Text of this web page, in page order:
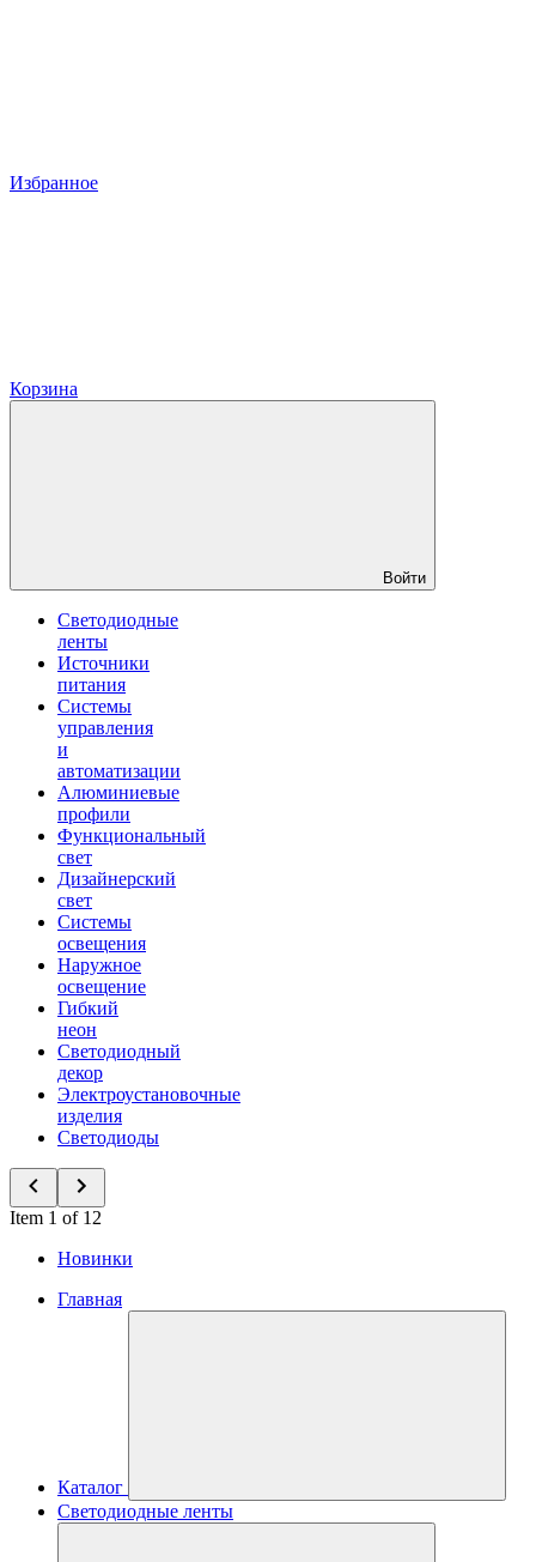
Избранное
Корзина
Войти
Светодиодные
ленты
Источники
питания
Системы
управления
и
автоматизации
Алюминиевые
профили
Функциональный
свет
Дизайнерский
свет
Системы
освещения
Наружное
освещение
Гибкий
неон
Светодиодный
декор
Электроустановочные
изделия
Светодиоды
Item 1 of 12
Новинки
Главная
Каталог
Светодиодные ленты